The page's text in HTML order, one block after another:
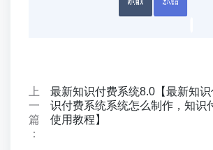
上
一
篇
：
最新知识付费系统8.0【最新知
识付费系统系统怎么制作，知识
使用教程】